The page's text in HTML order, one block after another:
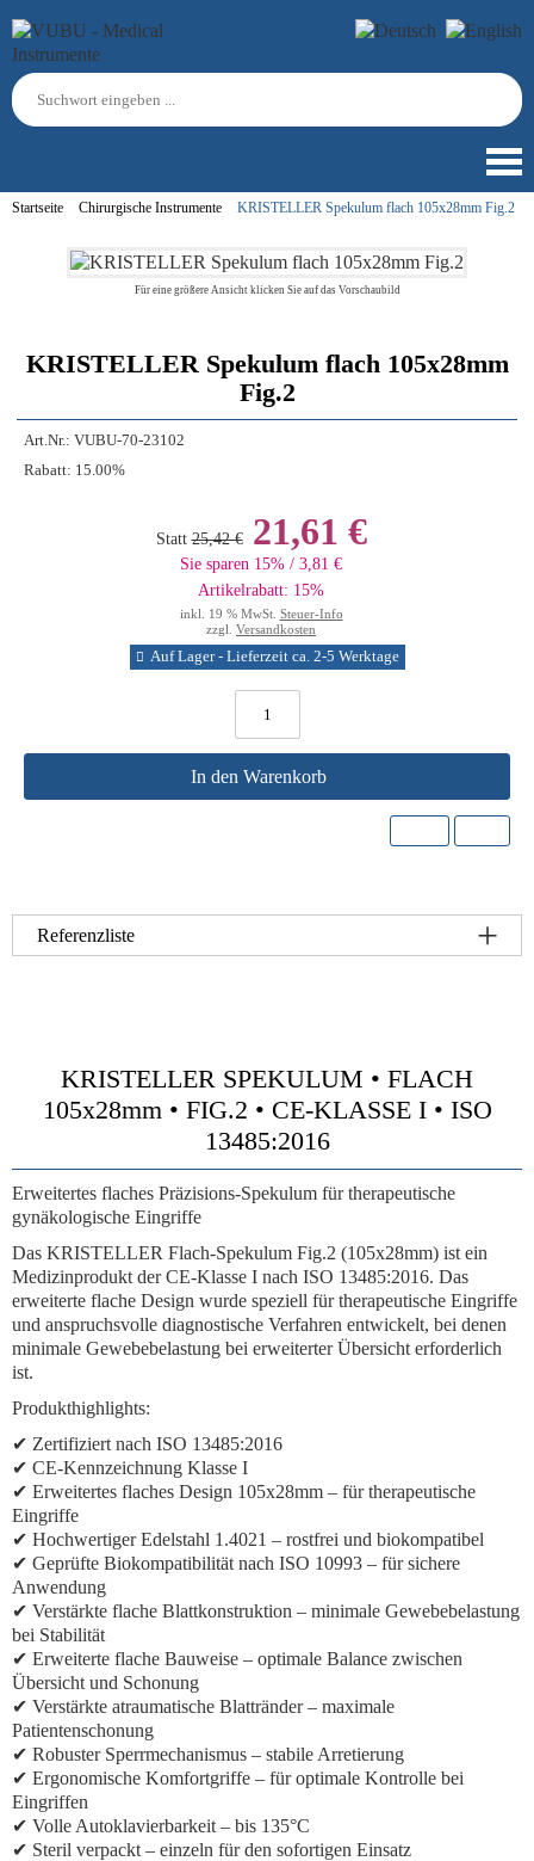
Startseite Chirurgische Instrumente KRISTELLER Spekulum flach 105x28mm Fig.2
Für eine größere Ansicht klicken Sie auf das Vorschaubild
KRISTELLER Spekulum flach 105x28mm
Fig.2
Art.Nr.: VUBU-70-23102
Rabatt: 15.00%
Statt 25,42 €21,61 €
Sie sparen 15% / 3,81 €
Artikelrabatt: 15%
inkl. 19 % MwSt. Steuer-Info
zzgl. Versandkosten
Auf Lager - Lieferzeit ca. 2-5 Werktage
In den Warenkorb
Referenzliste
KRISTELLER SPEKULUM • FLACH
105x28mm • FIG.2 • CE-KLASSE I • ISO
13485:2016
Erweitertes flaches Präzisions-Spekulum für therapeutische
gynäkologische Eingriffe
Das KRISTELLER Flach-Spekulum Fig.2 (105x28mm) ist ein
Medizinprodukt der CE-Klasse I nach ISO 13485:2016. Das
erweiterte flache Design wurde speziell für therapeutische Eingriffe
und anspruchsvolle diagnostische Verfahren entwickelt, bei denen
minimale Gewebebelastung bei erweiterter Übersicht erforderlich
ist.
Produkthighlights:
✔ Zertifiziert nach ISO 13485:2016
✔ CE-Kennzeichnung Klasse I
✔ Erweitertes flaches Design 105x28mm – für therapeutische
Eingriffe
✔ Hochwertiger Edelstahl 1.4021 – rostfrei und biokompatibel
✔ Geprüfte Biokompatibilität nach ISO 10993 – für sichere
Anwendung
✔ Verstärkte flache Blattkonstruktion – minimale Gewebebelastung
bei Stabilität
✔ Erweiterte flache Bauweise – optimale Balance zwischen
Übersicht und Schonung
✔ Verstärkte atraumatische Blattränder – maximale
Patientenschonung
✔ Robuster Sperrmechanismus – stabile Arretierung
✔ Ergonomische Komfortgriffe – für optimale Kontrolle bei
Eingriffen
✔ Volle Autoklavierbarkeit – bis 135°C
✔ Steril verpackt – einzeln für den sofortigen Einsatz